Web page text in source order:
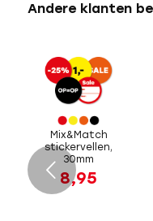
Andere klanten
Mix&Match
stickervellen,
30mm
8,95